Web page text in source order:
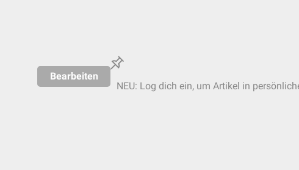
Bearbeiten
NEU: Log dich ein, um Artikel in